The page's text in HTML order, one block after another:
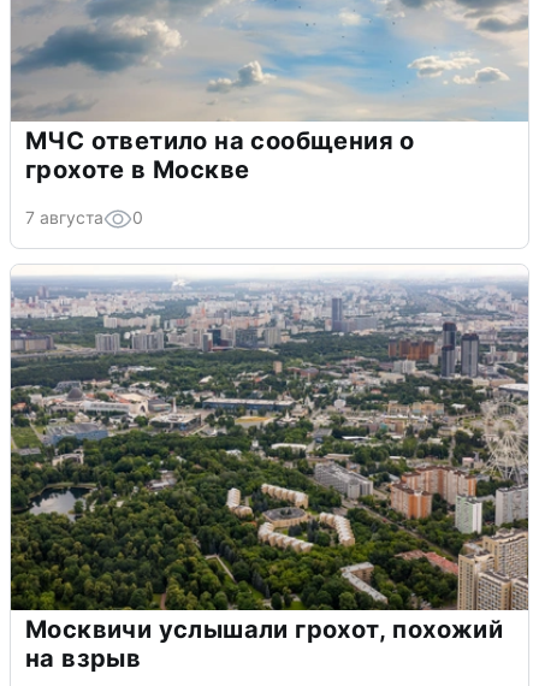
МЧС ответило на сообщения о
грохоте в Москве
7 августа 0
Москвичи услышали грохот, похожий
на взрыв